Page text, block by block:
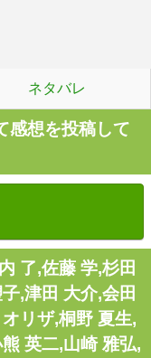
ネタバレ
感想を投稿して
了,佐藤 学,杉田
,津田 大介,会田
リザ,桐野 夏生,
英二,山崎 雅弘,